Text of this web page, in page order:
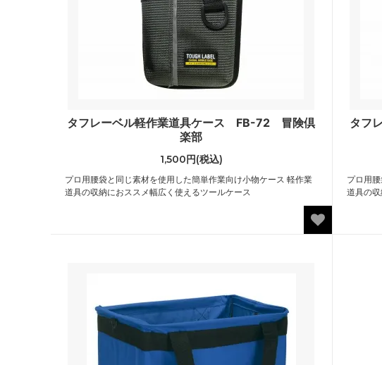
タフレーベル軽作業道具ケース FB-72 冒険倶
楽部
1,500円(税込)
プロ用腰袋と同じ素材を使用した簡単作業向け小物ケース 軽作業
道具の収納におススメ幅広く使えるツールケース
タフ
プロ用
道具の